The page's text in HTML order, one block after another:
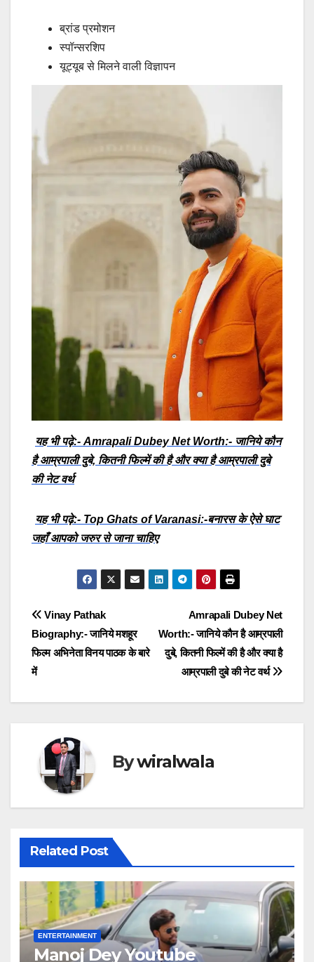
ब्रांड प्रमोशन
स्पॉन्सरशिप
यूट्यूब से मिलने वाली विज्ञापन
यह भी पढ़े:- Amrapali Dubey Net Worth:- जानिये कौन
है आम्रपाली दुबे, कितनी फिल्में की है और क्या है आम्रपाली दुबे
की नेट वर्थ
यह भी पढ़े:- Top Ghats of Varanasi:-बनारस के ऐसे घाट
जहाँ आपको जरुर से जाना चाहिए
Post
navigation
Amrapali Dubey Net
Worth:- जानिये कौन है आम्रपाली
दुबे, कितनी फिल्में की है और क्या है
आम्रपाली दुबे की नेट वर्थ
Vinay Pathak
Biography:- जानिये मशहूर
फिल्म अभिनेता विनय पाठक के बारे
में
Bywiralwala
Related Post
ENTERTAINMENT
Manoj Dey Youtube